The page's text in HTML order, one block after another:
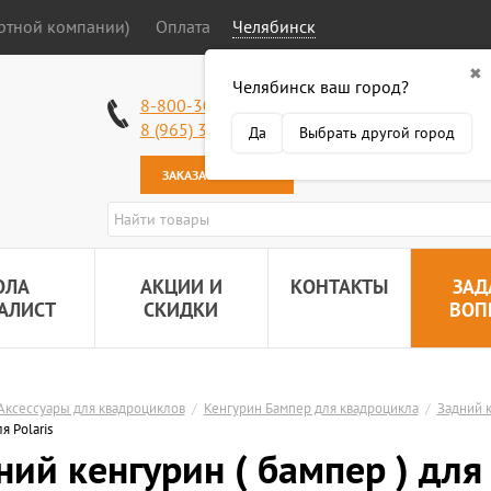
компании) Оплата Челябинск
✖
Челябинск ваш город?
Да Выбрать другой город
8-800-301-50-58
8 (965) 318-34-38
ЗАКАЗАТЬ ЗВОНОК
АКЦИИ И
СКИДКИ
КОНТАКТЫ
для квадроциклов / Кенгурин Бампер для квадроцикла / Задний
Polaris
кенгурин ( бампер )